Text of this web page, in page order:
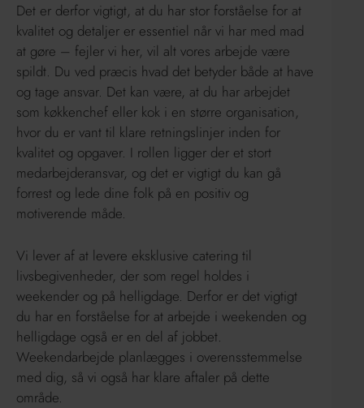
Det er derfor vigtigt, at du har stor forståelse for at
kvalitet og detaljer er essentiel når vi har med mad
at gøre – fejler vi her, vil alt vores arbejde være
spildt. Du ved præcis hvad det betyder både at have
og tage ansvar. Det kan være, at du har arbejdet
som køkkenchef eller kok i en større organisation,
hvor du er vant til klare retningslinjer inden for
kvalitet og opgaver. I rollen ligger der et stort
medarbejderansvar, og det er vigtigt du kan gå
forrest og lede dine folk på en positiv og
motiverende måde.
Vi lever af at levere eksklusive catering til
livsbegivenheder, der som regel holdes i
weekender og på helligdage. Derfor er det vigtigt
du har en forståelse for at arbejde i weekenden og
helligdage også er en del af jobbet.
Weekendarbejde planlægges i overensstemmelse
med dig, så vi også har klare aftaler på dette
område.